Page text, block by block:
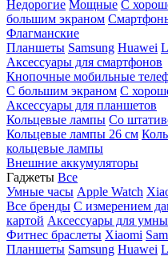
Недорогие Мощные С
большим экраном
Флагманские
Планшеты Samsung Huawei
Аксессуары для смартфонов
Кнопочные мобильные
С большим экраном С
Аксессуары для планшетов
Кольцевые лампы Со
Кольцевые лампы 26 см
кольцевые лампы
Внешние аккумуляторы
Гаджеты Все
Умные часы Apple Watch
Все бренды C измерением
картой Аксессуары для
Фитнес браслеты Xiaomi
Планшеты Samsung Huawei